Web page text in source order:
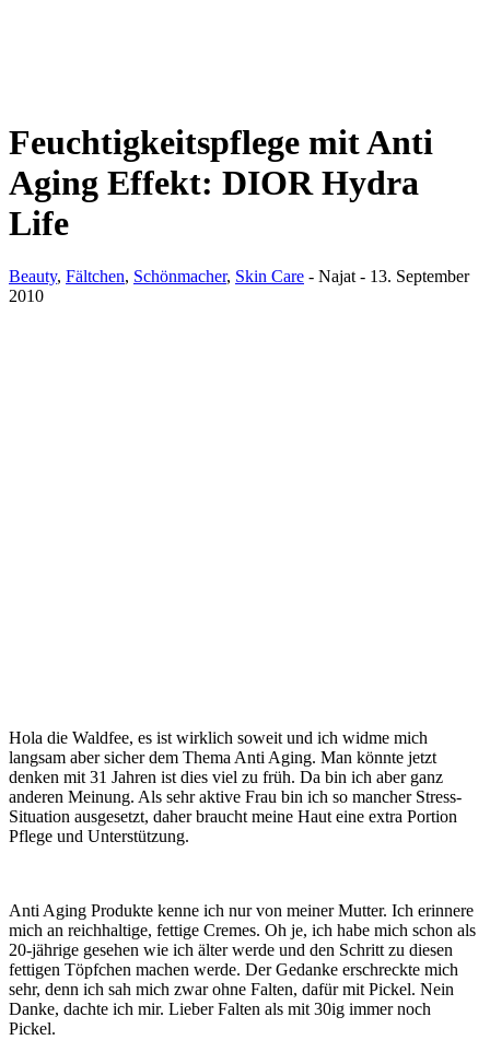
Feuchtigkeitspflege mit Anti
Aging Effekt: DIOR Hydra
Life
Beauty, Fältchen, Schönmacher, Skin Care - Najat - 13. September
2010
Hola die Waldfee, es ist wirklich soweit und ich widme mich
langsam aber sicher dem Thema Anti Aging. Man könnte jetzt
denken mit 31 Jahren ist dies viel zu früh. Da bin ich aber ganz
anderen Meinung. Als sehr aktive Frau bin ich so mancher Stress-
Situation ausgesetzt, daher braucht meine Haut eine extra Portion
Pflege und Unterstützung.
Anti Aging Produkte kenne ich nur von meiner Mutter. Ich erinnere
mich an reichhaltige, fettige Cremes. Oh je, ich habe mich schon als
20-jährige gesehen wie ich älter werde und den Schritt zu diesen
fettigen Töpfchen machen werde. Der Gedanke erschreckte mich
sehr, denn ich sah mich zwar ohne Falten, dafür mit Pickel. Nein
Danke, dachte ich mir. Lieber Falten als mit 30ig immer noch
Pickel.